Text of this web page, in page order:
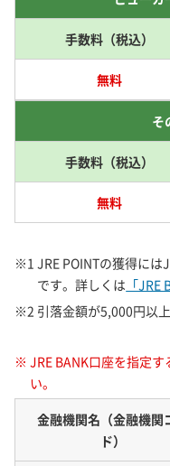
手数料（税込）
無料
そ
手数料（税込）
無料
※1 JRE POINTの獲得には
です。詳しくは 「JRE
※2 引落金額が5,000円以
※ JRE BANK口座を指定
い。
金融機関名（金融機関
ド）